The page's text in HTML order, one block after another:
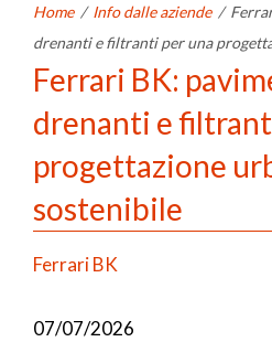
Home / Info dalle aziende /
drenanti e filtranti per una
Ferrari BK:
drenanti e
progettazione
sostenibile
Ferrari BK
07/07/2026